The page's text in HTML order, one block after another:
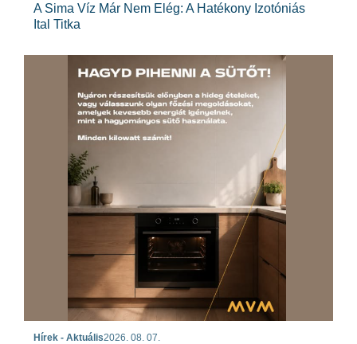
A Sima Víz Már Nem Elég: A Hatékony Izotóniás
Ital Titka
Hírek - Aktuális2026. 08. 07.